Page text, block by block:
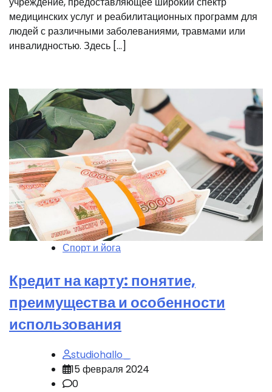
медицинских услуг и реабилитационных программ для
людей с различными заболеваниями, травмами или
инвалидностью. Здесь […]
Спорт и йога
Кредит на карту: понятие,
преимущества и особенности
использования
studiohallo_
15 февраля 2024
0